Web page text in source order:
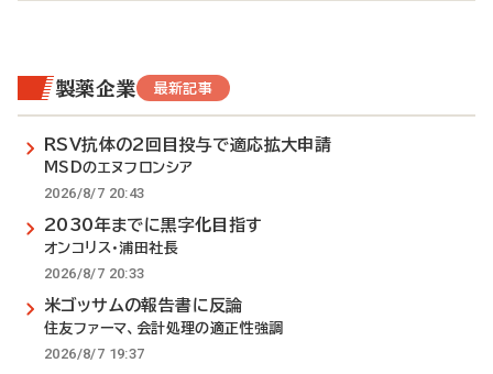
製薬企業 最新記事
RSV抗体の2回目投与で適応拡大申請
MSDのエヌフロンシア
2026/8/7 20:43
2030年までに黒字化目指す
オンコリス・浦田社長
2026/8/7 20:33
米ゴッサムの報告書に反論
住友ファーマ、会計処理の適正性強調
2026/8/7 19:37